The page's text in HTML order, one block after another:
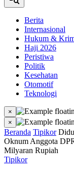
Berita
Internasional
Hukum &
Haji 2026
Peristiwa
Politik
Kesehatan
Otomotif
Teknologi
×
×
Beranda Tipikor
Oknum Anggota
Milyaran Rupiah
Tipikor